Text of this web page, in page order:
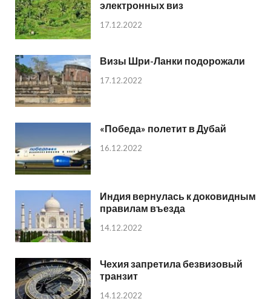
электронных виз
17.12.2022
Визы Шри-Ланки подорожали
17.12.2022
«Победа» полетит в Дубай
16.12.2022
Индия вернулась к доковидным
правилам въезда
14.12.2022
Чехия запретила безвизовый
транзит
14.12.2022